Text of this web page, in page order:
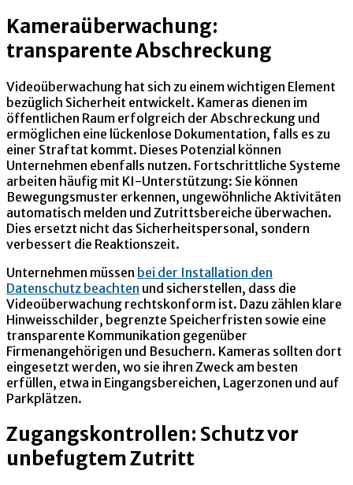
Kameraüberwachung:
transparente Abschreckung
Videoüberwachung hat sich zu einem wichtigen Element
bezüglich Sicherheit entwickelt. Kameras dienen im
öffentlichen Raum erfolgreich der Abschreckung und
ermöglichen eine lückenlose Dokumentation, falls es zu
einer Straftat kommt. Dieses Potenzial können
Unternehmen ebenfalls nutzen. Fortschrittliche Systeme
arbeiten häufig mit KI-Unterstützung: Sie können
Bewegungsmuster erkennen, ungewöhnliche Aktivitäten
automatisch melden und Zutrittsbereiche überwachen.
Dies ersetzt nicht das Sicherheitspersonal, sondern
verbessert die Reaktionszeit.
Unternehmen müssen bei der Installation den
Datenschutz beachten und sicherstellen, dass die
Videoüberwachung rechtskonform ist. Dazu zählen klare
Hinweisschilder, begrenzte Speicherfristen sowie eine
transparente Kommunikation gegenüber
Firmenangehörigen und Besuchern. Kameras sollten dort
eingesetzt werden, wo sie ihren Zweck am besten
erfüllen, etwa in Eingangsbereichen, Lagerzonen und auf
Parkplätzen.
Zugangskontrollen: Schutz vor
unbefugtem Zutritt